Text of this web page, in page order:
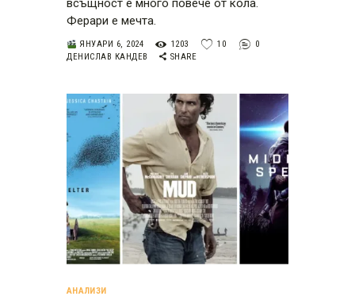
всъщност е много повече от кола.
Ферари е мечта.
ЯНУАРИ 6, 2024 1203 10
0
ДЕНИСЛАВ КАНДЕВ
SHARE
АНАЛИЗИ